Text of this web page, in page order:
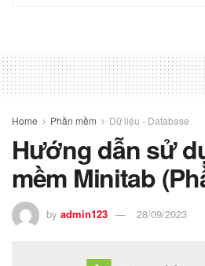
Home Phần mềm Dữ liệu - Database
Hướng dẫn sử
mềm Minitab
by admin123 28/09/2023